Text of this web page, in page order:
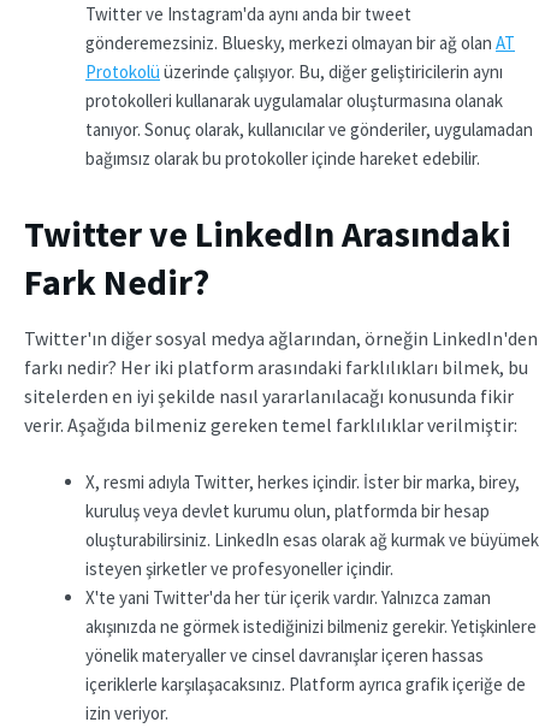
Twitter ve Instagram'da aynı anda bir tweet
gönderemezsiniz. Bluesky, merkezi olmayan bir ağ olan AT
Protokolü üzerinde çalışıyor. Bu, diğer geliştiricilerin aynı
protokolleri kullanarak uygulamalar oluşturmasına olanak
tanıyor. Sonuç olarak, kullanıcılar ve gönderiler, uygulamadan
bağımsız olarak bu protokoller içinde hareket edebilir.
Twitter ve LinkedIn Arasındaki
Fark Nedir?
Twitter'ın diğer sosyal medya ağlarından, örneğin LinkedIn'den
farkı nedir? Her iki platform arasındaki farklılıkları bilmek, bu
sitelerden en iyi şekilde nasıl yararlanılacağı konusunda fikir
verir. Aşağıda bilmeniz gereken temel farklılıklar verilmiştir:
X, resmi adıyla Twitter, herkes içindir. İster bir marka, birey,
kuruluş veya devlet kurumu olun, platformda bir hesap
oluşturabilirsiniz. LinkedIn esas olarak ağ kurmak ve büyümek
isteyen şirketler ve profesyoneller içindir.
X'te yani Twitter'da her tür içerik vardır. Yalnızca zaman
akışınızda ne görmek istediğinizi bilmeniz gerekir. Yetişkinlere
yönelik materyaller ve cinsel davranışlar içeren hassas
içeriklerle karşılaşacaksınız. Platform ayrıca grafik içeriğe de
izin veriyor.